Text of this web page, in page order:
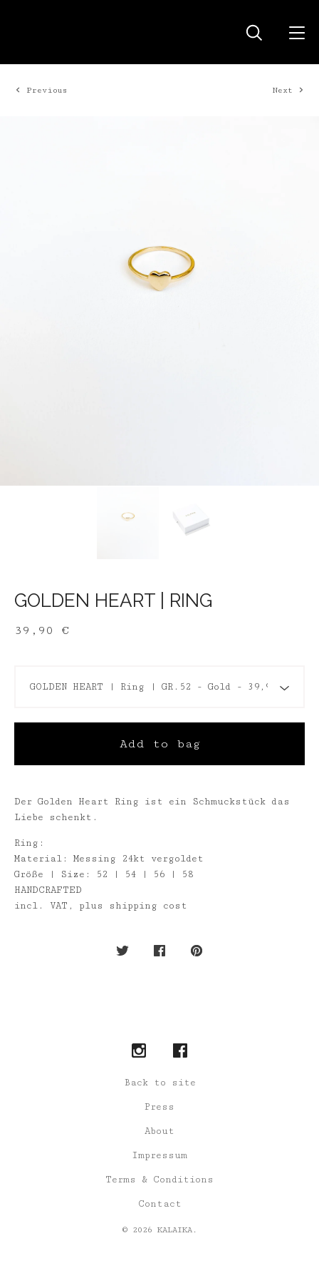
Previous Next
GOLDEN HEART | RING
39,90 €
Add to bag
Der Golden Heart Ring ist ein Schmuckstück das
Liebe schenkt.
Ring:
Material: Messing 24kt vergoldet
Größe | Size: 52 | 54 | 56 | 58
HANDCRAFTED
incl. VAT, plus shipping cost
Back to site
Press
About
Impressum
Terms & Conditions
Contact
© 2026 KALAIKA.